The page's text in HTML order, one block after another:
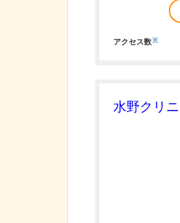
アクセス数※
水野クリ